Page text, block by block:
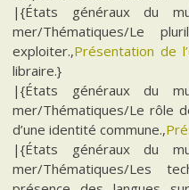
|{États généraux du
mer/Thématiques/Le
exploiter.,Présentation de
libraire.}
|{États généraux du
mer/Thématiques/Le rôle
d’une identité commune.,
|{États généraux du
mer/Thématiques/Les